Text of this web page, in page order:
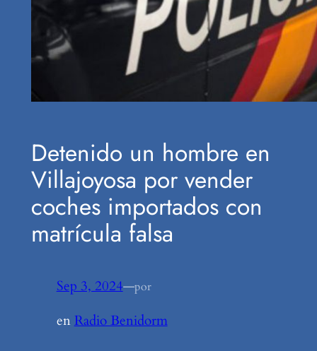
Detenido un hombre en
Villajoyosa por vender
coches importados con
matrícula falsa
Sep 3, 2024—por
en Radio Benidorm